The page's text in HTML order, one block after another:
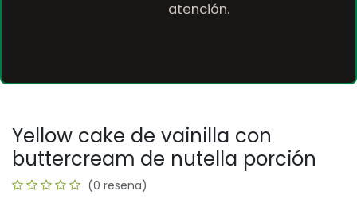
atención.
Yellow cake de vainilla con
buttercream de nutella porción
(0 reseña)